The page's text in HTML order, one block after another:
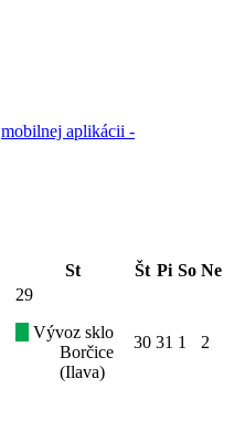
mobilnej aplikácii -
St Št Pi So Ne
29
Vývoz sklo
Borčice
(Ilava)
30 31 1 2